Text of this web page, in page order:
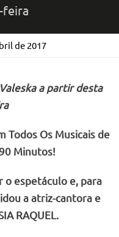
feira
de 2017
a partir desta
Todos Os Musicais de
Minutos!
o espetáculo e, para
a atriz-cantora e
RAQUEL.